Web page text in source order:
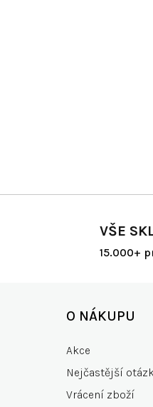
VŠE
15.000+
O NÁKUPU
Akce
Nejčastější
Vrácení zboží